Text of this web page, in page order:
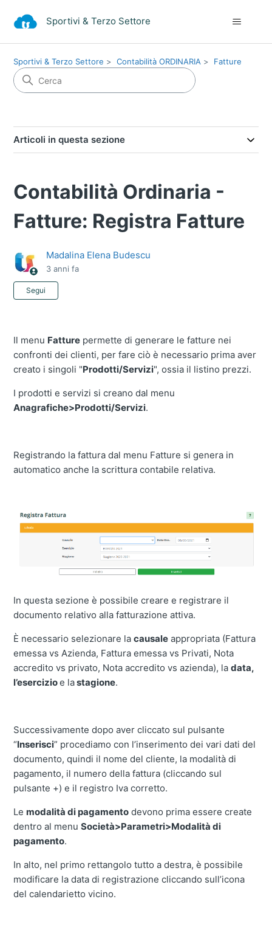
Sportivi & Terzo Settore
Sportivi & Terzo Settore Contabilità ORDINARIA Fatture
Articoli in questa sezione
Contabilità Ordinaria -
Fatture: Registra Fatture
Madalina Elena Budescu
3 anni fa
Segui
Il menu Fatture permette di generare le fatture nei
confronti dei clienti, per fare ciò è necessario prima aver
creato i singoli "Prodotti/Servizi", ossia il listino prezzi.
I prodotti e servizi si creano dal menu
Anagrafiche>Prodotti/Servizi.
Registrando la fattura dal menu Fatture si genera in
automatico anche la scrittura contabile relativa.
In questa sezione è possibile creare e registrare il
documento relativo alla fatturazione attiva.
È necessario selezionare lacausale appropriata (Fattura
emessa vs Azienda, Fattura emessa vs Privati, Nota
accredito vs privato, Nota accredito vs azienda), ladata,
l’esercizioe lastagione.
Successivamente dopo aver cliccato sul pulsante
“Inserisci” procediamo con l’inserimento dei vari dati del
documento, quindi il nome del cliente, la modalità di
pagamento, il numero della fattura (cliccando sul
pulsante +) e il registro Iva corretto.
Le modalità di pagamento devono prima essere create
dentro al menuSocietà>Parametri>Modalità di
pagamento.
In alto, nel primo rettangolo tutto a destra, è possibile
modificare la data di registrazione cliccando sull’icona
del calendarietto vicino.